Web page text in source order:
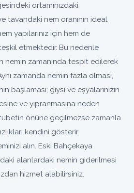
ortamınızdaki
tavandaki nem oranının ideal
yapılarınız için hem de
etmektedir. Bu nedenle
nemin zamanında tespit edilerek
zamanda nemin fazla olması,
başlaması; giysi ve eşyalarınızın
ve yıpranmasına neden
önüne geçilmezse zamanla
kendini gösterir.
alın. Eski Bahçekaya
alanlardaki nemin giderilmesi
hizmet alabilirsiniz.